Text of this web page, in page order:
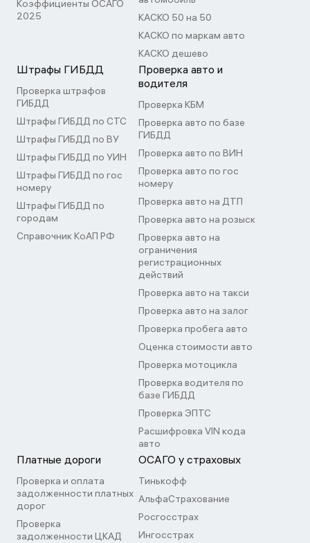
Коэффициенты ОСАГО
2025
КАСКО 50 на 50
КАСКО по маркам авто
КАСКО дешево
Штрафы ГИБДД
Проверка штрафов
ГИБДД
Штрафы ГИБДД по СТС
Штрафы ГИБДД по ВУ
Штрафы ГИБДД по УИН
Штрафы ГИБДД по гос
номеру
Штрафы ГИБДД по
городам
Справочник КоАП РФ
Проверка авто и
водителя
Проверка КБМ
Проверка авто по базе
ГИБДД
Проверка авто по ВИН
Проверка авто по гос
номеру
Проверка авто на ДТП
Проверка авто на розыск
Проверка авто на
ограничения
регистрационных
действий
Проверка авто на такси
Проверка авто на залог
Проверка пробега авто
Оценка стоимости авто
Проверка мотоцикла
Проверка водителя по
базе ГИБДД
Проверка ЭПТС
Расшифровка VIN кода
авто
Платные дороги
Проверка и оплата
задолженности платных
дорог
Проверка
задолженности ЦКАД
ОСАГО у страховых
Тинькофф
АльфаСтрахование
Росгосстрах
Ингосстрах